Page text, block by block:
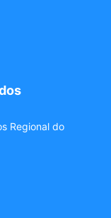
Regional do